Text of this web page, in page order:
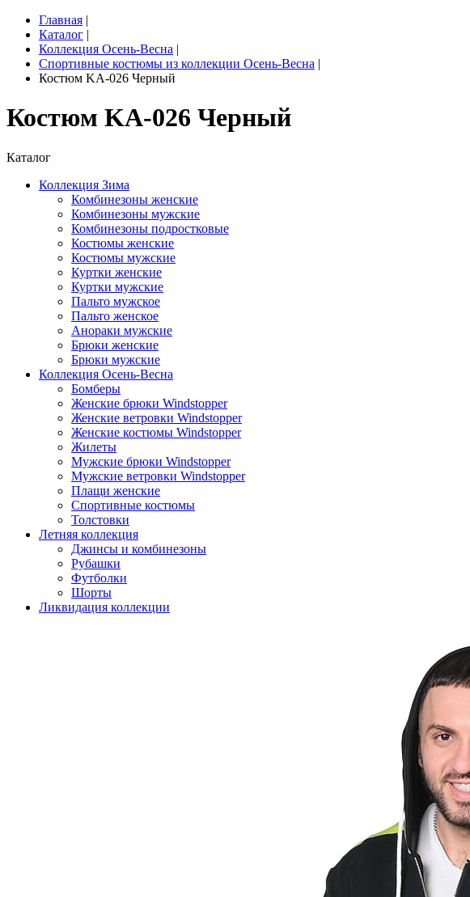
Главная |
Каталог |
Коллекция Осень-Весна |
Спортивные костюмы из коллекции Осень-Весна |
Костюм KA-026 Черный
Костюм KA-026 Черный
Каталог
Коллекция Зима
Комбинезоны женские
Комбинезоны мужские
Комбинезоны подростковые
Костюмы женские
Костюмы мужские
Куртки женские
Куртки мужские
Пальто мужское
Пальто женское
Анораки мужские
Брюки женские
Брюки мужские
Коллекция Осень-Весна
Бомберы
Женские брюки Windstopper
Женские ветровки Windstopper
Женские костюмы Windstopper
Жилеты
Мужские брюки Windstopper
Мужские ветровки Windstopper
Плащи женские
Спортивные костюмы
Толстовки
Летняя коллекция
Джинсы и комбинезоны
Рубашки
Футболки
Шорты
Ликвидация коллекции